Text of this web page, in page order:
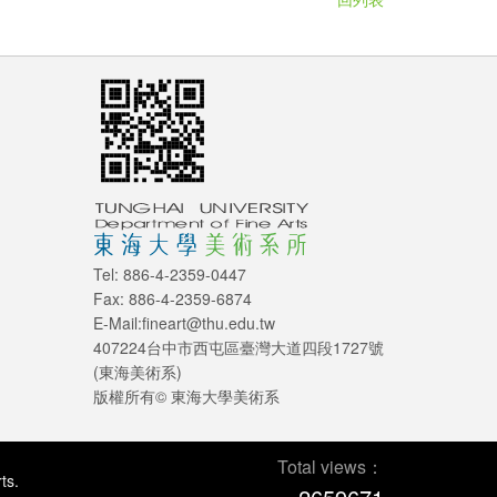
Tel: 886-4-2359-0447
Fax: 886-4-2359-6874
E-Mail:fineart@thu.edu.tw
407224台中市西屯區臺灣大道四段1727號
(東海美術系)
版權所有© 東海大學美術系
Total views：